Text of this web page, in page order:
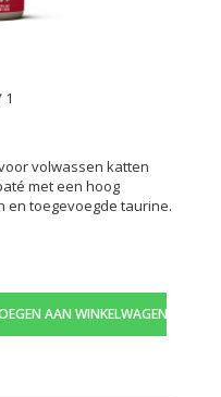
1
volwassen katten
met een hoog
en toegevoegde taurine.
AAN WINKELWAGEN